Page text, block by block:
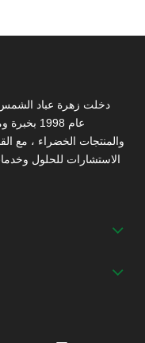
دخلت زهرة عباد الشمس
عام
والمنتجات الخضراء ، مع
الاستشارات للحلول